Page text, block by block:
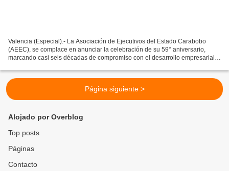
Valencia (Especial).- La Asociación de Ejecutivos del Estado Carabobo
(AEEC), se complace en anunciar la celebración de su 59° aniversario,
marcando casi seis décadas de compromiso con el desarrollo empresarial,
Página siguiente >
Alojado por Overblog
Top posts
Páginas
Contacto